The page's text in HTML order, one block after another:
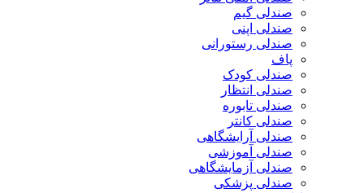
صندلی گیم
صندلی اپنی
صندلی رستورانی
پاف
صندلی کودک
صندلی انتظار
صندلی تابوره
صندلی کانتر
صندلی آرایشگاهی
صندلی آموزشی
صندلی آزمایشگاهی
صندلی پزشکی